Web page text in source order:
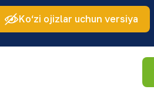
Ko‘zi ojizlar uchun versiya